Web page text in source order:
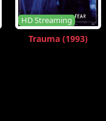
HD Streaming
Trauma (1993)